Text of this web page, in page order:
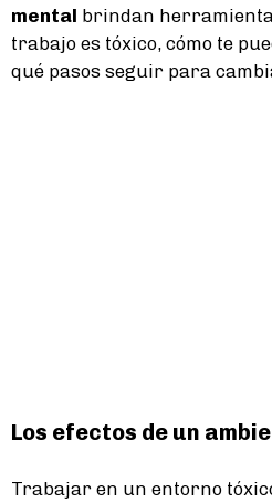
mental brindan
trabajo es tóxico, cómo te
qué pasos seguir para
Los efectos de un
Trabajar en un entorno